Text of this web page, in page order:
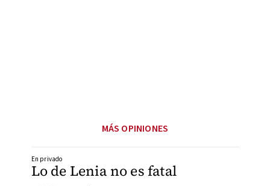
MÁS OPINIONES
Lo de Lenia no es fatal
En privado